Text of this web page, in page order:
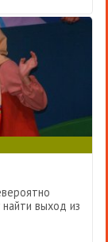
выход из